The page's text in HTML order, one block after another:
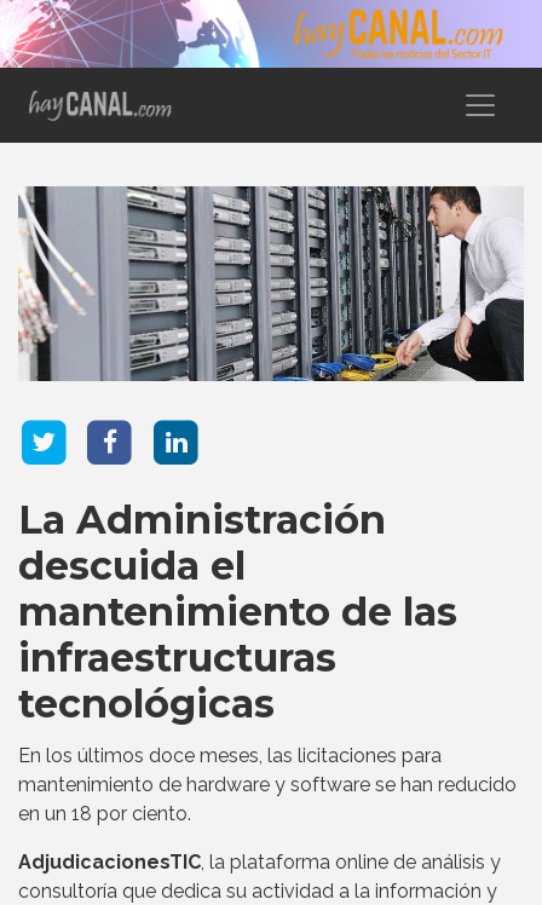
La Administración
descuida el
mantenimiento de las
infraestructuras
tecnológicas
En los últimos doce meses, las licitaciones para
mantenimiento de hardware y software se han reducido
en un 18 por ciento.
AdjudicacionesTIC, la plataforma online de análisis y
consultoría que dedica su actividad a la información y